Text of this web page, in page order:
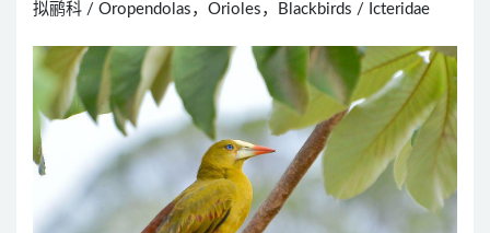
拟鹂科 / Oropendolas，Orioles，Blackbirds / Icteridae